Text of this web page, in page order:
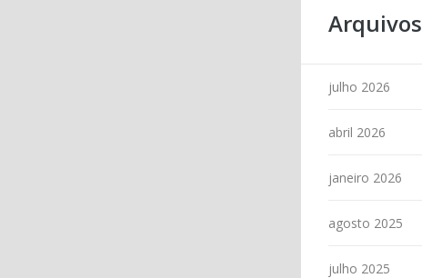
Arquivos
julho 2026
abril 2026
janeiro 2026
agosto 2025
julho 2025